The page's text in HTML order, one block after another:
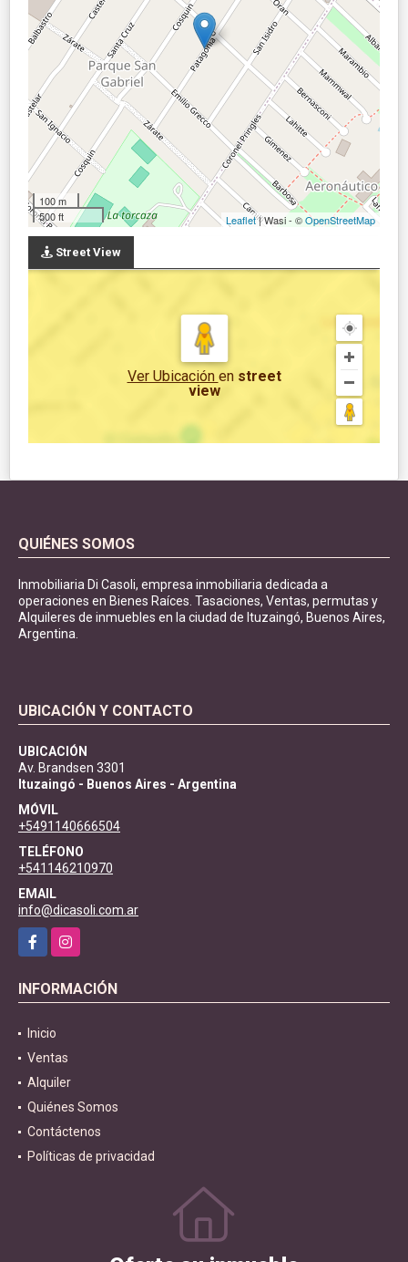
100 m
500 ft
Leaflet| Wasi - ©OpenStreetMap
Street View
Ver Ubicación en street
view
QUIÉNES SOMOS
Inmobiliaria Di Casoli, empresa inmobiliaria dedicada a
operaciones en Bienes Raíces. Tasaciones, Ventas, permutas y
Alquileres de inmuebles en la ciudad de Ituzaingó, Buenos Aires,
Argentina.
UBICACIÓN Y CONTACTO
UBICACIÓN
Av. Brandsen 3301
Ituzaingó - Buenos Aires - Argentina
MÓVIL
+5491140666504
TELÉFONO
+541146210970
EMAIL
info@dicasoli.com.ar
FacebookInstagram
INFORMACIÓN
Inicio
Ventas
Alquiler
Quiénes Somos
Contáctenos
Políticas de privacidad